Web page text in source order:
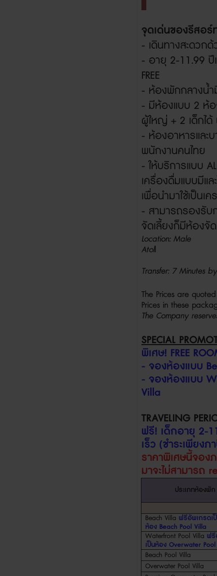
จุดเด่นของรีสอ
- เดินทางสะดวก
- อายุ 2-11.99 ปี
FREE
- ห้องพักกลางน้ำ
- มีห้องแบบ 2 ห้
ผู้ใหญ่ + 2 เด็กไ
- ห้องอาหารและ
พนักงานคนไทย
- ให้บริการแบบ
เครื่องดื่มแบบมีแ
เพื่อนำมาใช้เป็น
- สามารถรองรั
จัดเลี้ยงก็มีห้องจั
Location: Male
Atol
Transfer: 7 Minutes
The Prices are
Prices in these
The Company
SPECIAL
พิเศษ! FREE
- จองห้องแบบ
- จองห้องแบบ
Villa
TRAVELING
ฟรี! เด็กอายุ 2-
เร็ว (ชำระเพียง
ราคาพิเศษนี้จอง
มาจะไม่สามารถ
ประเภทห้องพัก
Beach Villa ฟรีอัพเกรดเ
ห้อง Beach Pool Villa
Waterfront Pool Villa ฟรี
เป็นห้อง Overwater
Beach Pool Villa
Overwater Pool Villa